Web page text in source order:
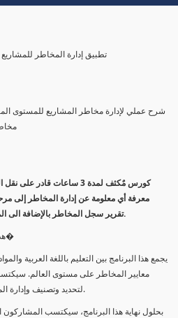
Practice Managing Project Risks تطبيق إدارة المخاطر للمشاريع
شرح عملي لإدارة مخاطر المشاريع للمستوى
كورس مٌكثف لمدة 3 ساعات
معرفة أي معلومة عن إدارة المخاطر إلى
تقرير سجل المخاطر بالإضافة الى المقدرة التامية لإدارة مخاطر المشاريع.
هذا الكورس للمبتدئين الراغبين في تط�
يجمع هذا البرنامج بين التعليم باللغة العربية
معايير المخاطر على مستوى العالم.
لتحديد وتصنيف وإدارة المخاطر على مدار دورة حياة المشروع.
بحلول نهاية هذا البرنامج، سيكتسب المشاركون